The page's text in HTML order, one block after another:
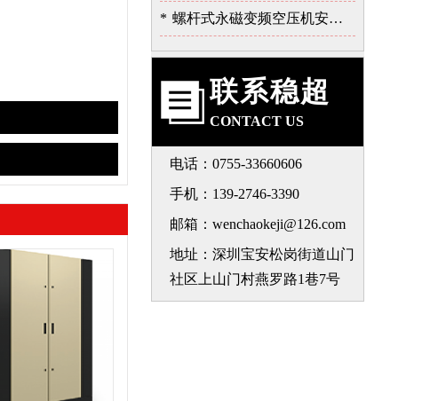
* 螺杆式永磁变频空压机安装注意事项-深圳稳超
联系稳超
CONTACT US
电话：0755-33660606
手机：139-2746-3390
邮箱：wenchaokeji@126.com
地址：深圳宝安松岗街道山门
社区上山门村燕罗路1巷7号